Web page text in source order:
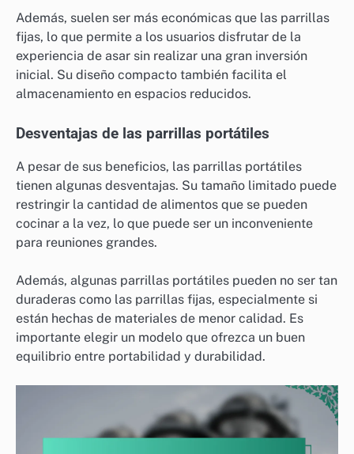
Además, suelen ser más económicas que las parrillas
fijas, lo que permite a los usuarios disfrutar de la
experiencia de asar sin realizar una gran inversión
inicial. Su diseño compacto también facilita el
almacenamiento en espacios reducidos.
Desventajas de las parrillas portátiles
A pesar de sus beneficios, las parrillas portátiles
tienen algunas desventajas. Su tamaño limitado puede
restringir la cantidad de alimentos que se pueden
cocinar a la vez, lo que puede ser un inconveniente
para reuniones grandes.
Además, algunas parrillas portátiles pueden no ser tan
duraderas como las parrillas fijas, especialmente si
están hechas de materiales de menor calidad. Es
importante elegir un modelo que ofrezca un buen
equilibrio entre portabilidad y durabilidad.